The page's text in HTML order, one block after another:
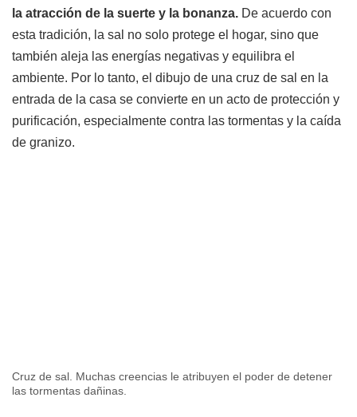
la atracción de la suerte y la bonanza. De acuerdo con
esta tradición, la sal no solo protege el hogar, sino que
también aleja las energías negativas y equilibra el
ambiente. Por lo tanto, el dibujo de una cruz de sal en la
entrada de la casa se convierte en un acto de protección y
purificación, especialmente contra las tormentas y la caída
de granizo.
Cruz de sal. Muchas creencias le atribuyen el poder de detener
las tormentas dañinas.